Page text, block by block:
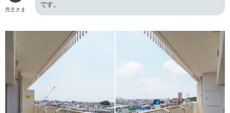
売主さま
です。